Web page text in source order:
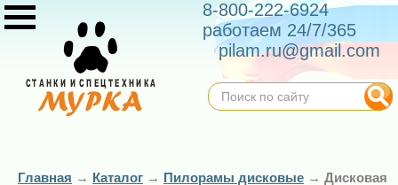
8-800-222-6924
работаем 24/7/365
pilam.ru@gmail.com
Главная → Каталог → Пилорамы дисковые → Дисковая